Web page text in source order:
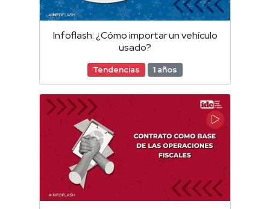
Infoflash: ¿Cómo importar un vehículo
usado?
Tendencias 1 años